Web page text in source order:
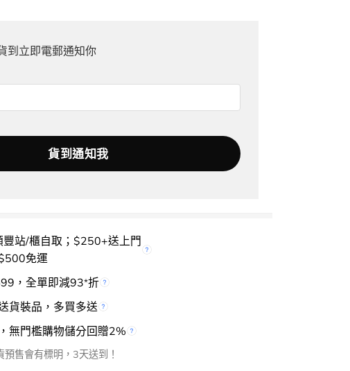
到立即電郵通知你
站/櫃自取；$250+送上門
免運
，全單即減93*折
貨裝品，多買多送
無門檻購物儲分回贈2%
售會有標明，3天送到！